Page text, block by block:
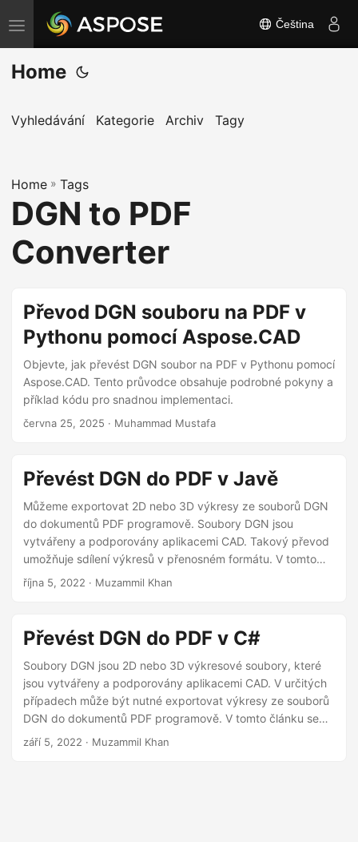
P
ř
e
n
t
n
a
v
Čeština
Home
Vyhledávání Kategorie Archiv Tagy
Home » Tags
DGN to PDF
Converter
Převod DGN souboru na PDF v
Pythonu pomocí Aspose.CAD
Objevte, jak převést DGN soubor na PDF v Pythonu pomocí
Aspose.CAD. Tento průvodce obsahuje podrobné pokyny a
příklad kódu pro snadnou implementaci.
června 25, 2025 · Muhammad Mustafa
Převést DGN do PDF v Javě
Můžeme exportovat 2D nebo 3D výkresy ze souborů DGN
do dokumentů PDF programově. Soubory DGN jsou
vytvářeny a podporovány aplikacemi CAD. Takový převod
umožňuje sdílení výkresů v přenosném formátu. V tomto
článku se dozvíte, jak převést soubor DGN do PDF pomocí
října 5, 2022 · Muzammil Khan
Převést DGN do PDF v C#
Soubory DGN jsou 2D nebo 3D výkresové soubory, které
jsou vytvářeny a podporovány aplikacemi CAD. V určitých
případech může být nutné exportovat výkresy ze souborů
DGN do dokumentů PDF programově. V tomto článku se
dozvíte, jak převést soubor DGN do PDF pomocí C#.
září 5, 2022 · Muzammil Khan